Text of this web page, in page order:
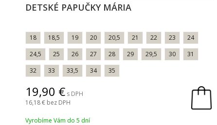
DETSKÉ PAPUČKY MÁRIA
18 18,5 19 20 20,5 21 22 23
24
24,5
25 26 27 28 29 29,5 30
31
32
33 33,5 34 35
19,90
s DPH
16,18 bez DPH
Vyrobíme Vám do 5 dní